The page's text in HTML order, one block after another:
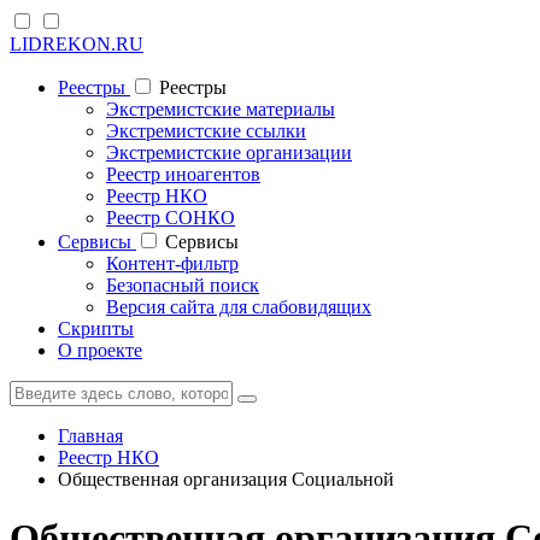
LIDREKON.RU
Реестры
Реестры
Экстремистские материалы
Экстремистские ссылки
Экстремистские организации
Реестр иноагентов
Реестр НКО
Реестр СОНКО
Cервисы
Cервисы
Контент-фильтр
Безопасный поиск
Версия сайта для слабовидящих
Скрипты
О проекте
Главная
Реестр НКО
Общественная организация Социальной